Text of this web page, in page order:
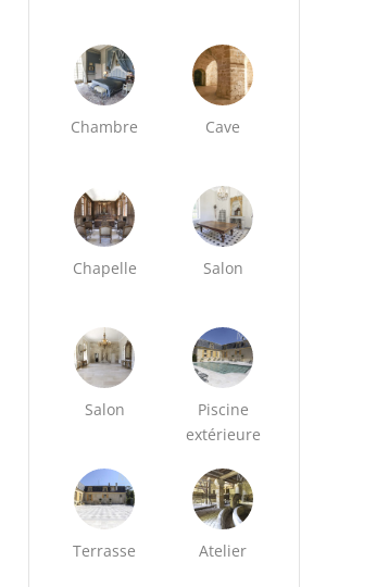
Chambre Cave
Chapelle Salon
Salon
Piscine
extérieure
Terrasse Atelier